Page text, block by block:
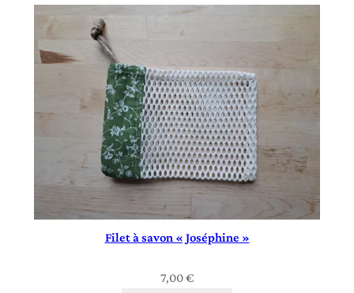
Filet à savon « Joséphine »
7,00€